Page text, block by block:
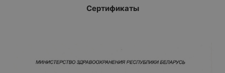
Сертификаты